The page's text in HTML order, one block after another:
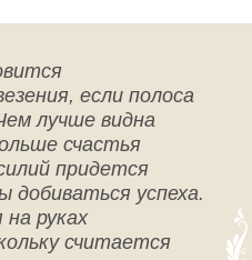
если полоса
лучше видна
счастья
придется
добиваться успеха.
руках
считается